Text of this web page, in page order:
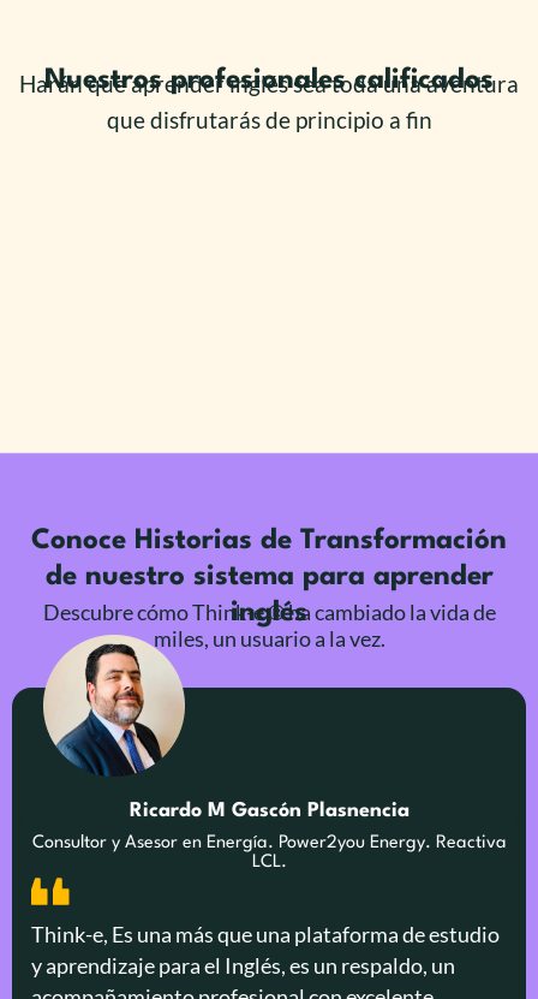
Nuestros profesionales calificados
Harán que aprender inglés sea toda una aventura
que disfrutarás de principio a fin
Conoce Historias de Transformación
de nuestro sistema para aprender
inglés
Descubre cómo Think-e ® ha cambiado la vida de
miles, un usuario a la vez.
Think-e, Es una más que una plataforma de estudio
y aprendizaje para el Inglés, es un respaldo, un
Ricardo M Gascón Plasnencia
Consultor y Asesor en Energía. Power2you Energy. Reactiva
LCL.